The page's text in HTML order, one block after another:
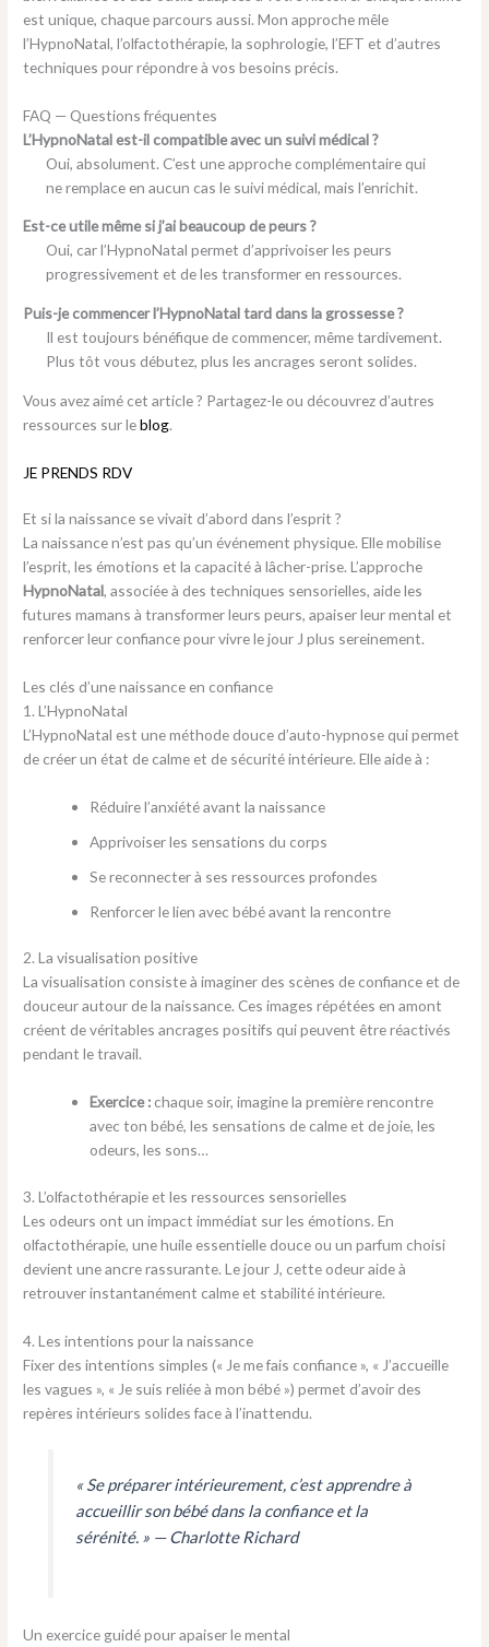
est unique, chaque parcours aussi. Mon approche mêle
l’HypnoNatal, l’olfactothérapie, la sophrologie, l’EFT et d’autres
techniques pour répondre à vos besoins précis.
FAQ — Questions fréquentes
L’HypnoNatal est-il compatible avec un suivi médical ?
Oui, absolument. C’est une approche complémentaire qui
ne remplace en aucun cas le suivi médical, mais l’enrichit.
Est-ce utile même si j’ai beaucoup de peurs ?
Oui, car l’HypnoNatal permet d’apprivoiser les peurs
progressivement et de les transformer en ressources.
Puis-je commencer l’HypnoNatal tard dans la grossesse ?
Il est toujours bénéfique de commencer, même tardivement.
Plus tôt vous débutez, plus les ancrages seront solides.
Vous avez aimé cet article ? Partagez-le ou découvrez d’autres
ressources sur leblog.
JE PRENDS RDV
Et si la naissance se vivait d’abord dans l’esprit ?
La naissance n’est pas qu’un événement physique. Elle mobilise
l’esprit, les émotions et la capacité à lâcher-prise. L’approche
HypnoNatal, associée à des techniques sensorielles, aide les
futures mamans à transformer leurs peurs, apaiser leur mental et
renforcer leur confiance pour vivre le jour J plus sereinement.
Les clés d’une naissance en confiance
1. L’HypnoNatal
L’HypnoNatal est une méthode douce d’auto-hypnose qui permet
de créer un état de calme et de sécurité intérieure. Elle aide à :
Réduire l’anxiété avant la naissance
Apprivoiser les sensations du corps
Se reconnecter à ses ressources profondes
Renforcer le lien avec bébé avant la rencontre
2. La visualisation positive
La visualisation consiste à imaginer des scènes de confiance et de
douceur autour de la naissance. Ces images répétées en amont
créent de véritables ancrages positifs qui peuvent être réactivés
pendant le travail.
Exercice : chaque soir, imagine la première rencontre
avec ton bébé, les sensations de calme et de joie, les
odeurs, les sons…
3. L’olfactothérapie et les ressources sensorielles
Les odeurs ont un impact immédiat sur les émotions. En
olfactothérapie, une huile essentielle douce ou un parfum choisi
devient une ancre rassurante. Le jour J, cette odeur aide à
retrouver instantanément calme et stabilité intérieure.
4. Les intentions pour la naissance
Fixer des intentions simples (« Je me fais confiance », « J’accueille
les vagues », « Je suis reliée à mon bébé ») permet d’avoir des
repères intérieurs solides face à l’inattendu.
« Se préparer intérieurement, c’est apprendre à
accueillir son bébé dans la confiance et la
sérénité. »— Charlotte Richard
Un exercice guidé pour apaiser le mental